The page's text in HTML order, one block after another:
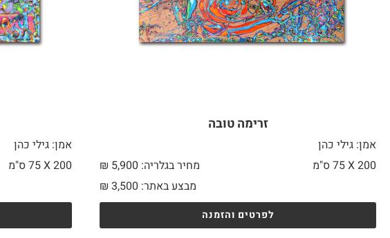
זרימה טובה
אמן: גילי כהן
200 X
מחיר בגלריה: 5,900 ₪
מבצע באתר:
₪ 3,500
לפרטים והזמנה
אמן: גילי כהן
200 X